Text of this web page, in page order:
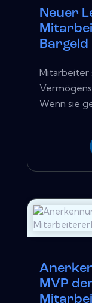
Neuer
Mitarbeiter
Wenn sie
MVP